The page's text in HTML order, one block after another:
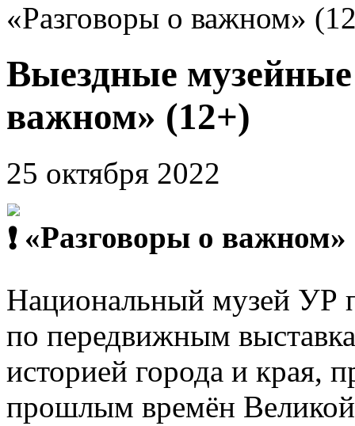
«Разговоры о важном»
Выездные
важном» (12+)
25 октября 2022
«Разговоры о
Национальный музей УР
по передвижным
историей города и края,
прошлым времён